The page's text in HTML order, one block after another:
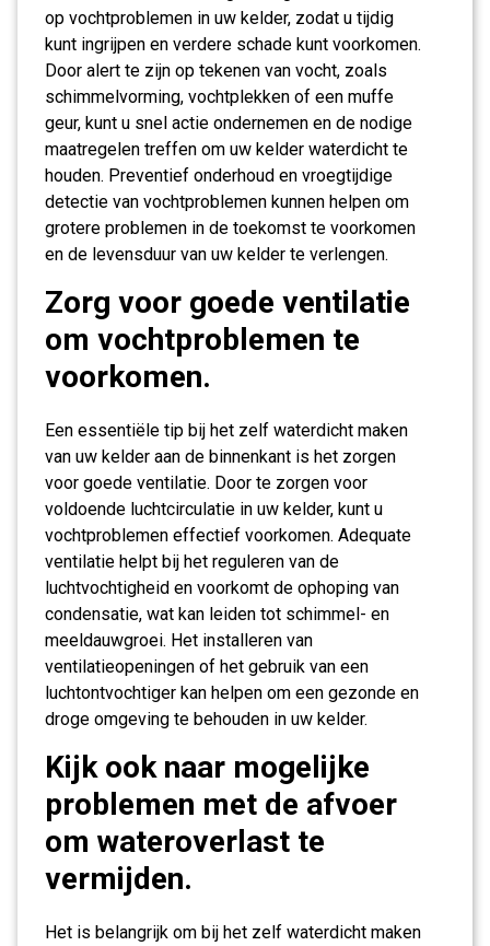
op vochtproblemen in uw kelder, zodat u tijdig
kunt ingrijpen en verdere schade kunt voorkomen.
Door alert te zijn op tekenen van vocht, zoals
schimmelvorming, vochtplekken of een muffe
geur, kunt u snel actie ondernemen en de nodige
maatregelen treffen om uw kelder waterdicht te
houden. Preventief onderhoud en vroegtijdige
detectie van vochtproblemen kunnen helpen om
grotere problemen in de toekomst te voorkomen
en de levensduur van uw kelder te verlengen.
Zorg voor goede ventilatie
om vochtproblemen te
voorkomen.
Een essentiële tip bij het zelf waterdicht maken
van uw kelder aan de binnenkant is het zorgen
voor goede ventilatie. Door te zorgen voor
voldoende luchtcirculatie in uw kelder, kunt u
vochtproblemen effectief voorkomen. Adequate
ventilatie helpt bij het reguleren van de
luchtvochtigheid en voorkomt de ophoping van
condensatie, wat kan leiden tot schimmel- en
meeldauwgroei. Het installeren van
ventilatieopeningen of het gebruik van een
luchtontvochtiger kan helpen om een gezonde en
droge omgeving te behouden in uw kelder.
Kijk ook naar mogelijke
problemen met de afvoer
om wateroverlast te
vermijden.
Het is belangrijk om bij het zelf waterdicht maken